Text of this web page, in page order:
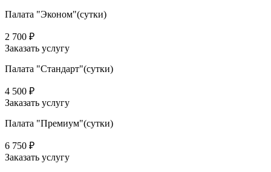
Палата "Эконом"(сутки)
2 700 ₽
Заказать услугу
Палата "Стандарт"(сутки)
4 500 ₽
Заказать услугу
Палата "Премиум"(сутки)
6 750 ₽
Заказать услугу